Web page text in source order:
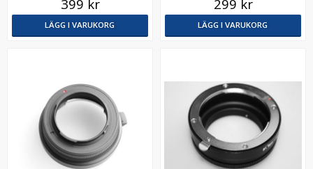
★ ★
399 kr
LÄGG I VARUKORG
299 kr
LÄGG I VARUKORG